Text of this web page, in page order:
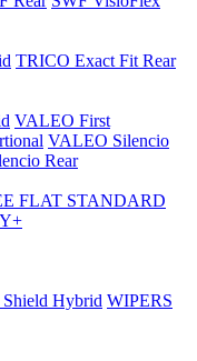
TRICO Exact Fit Rear
VALEO First
VALEO Silencio
Rear
FLAT STANDARD
Hybrid WIPERS